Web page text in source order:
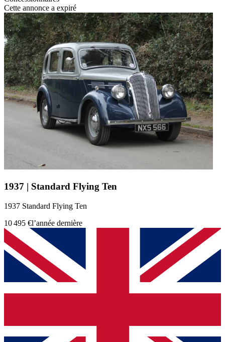
Cette annonce a expiré
1937 | Standard Flying Ten
1937 Standard Flying Ten
10 495 €l’année dernière